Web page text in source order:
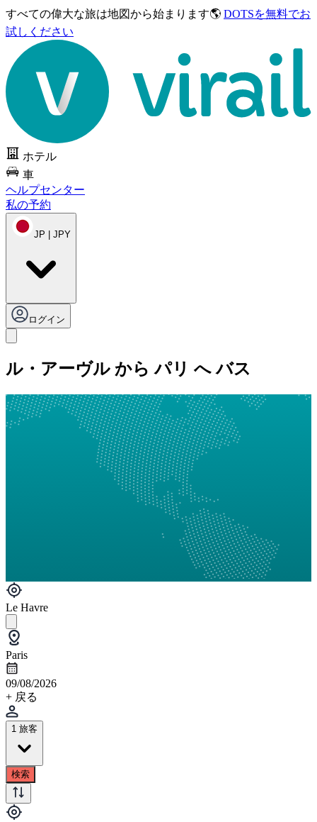
すべての偉大な旅は地図から始まります🌎 DOTSを無料でお
試しください
ホテル
車
ヘルプセンター
私の予約
JP | JPY
ログイン
ル・アーヴル から パリ へ バス
Le Havre
Paris
09/08/2026
+ 戻る
1 旅客
検索